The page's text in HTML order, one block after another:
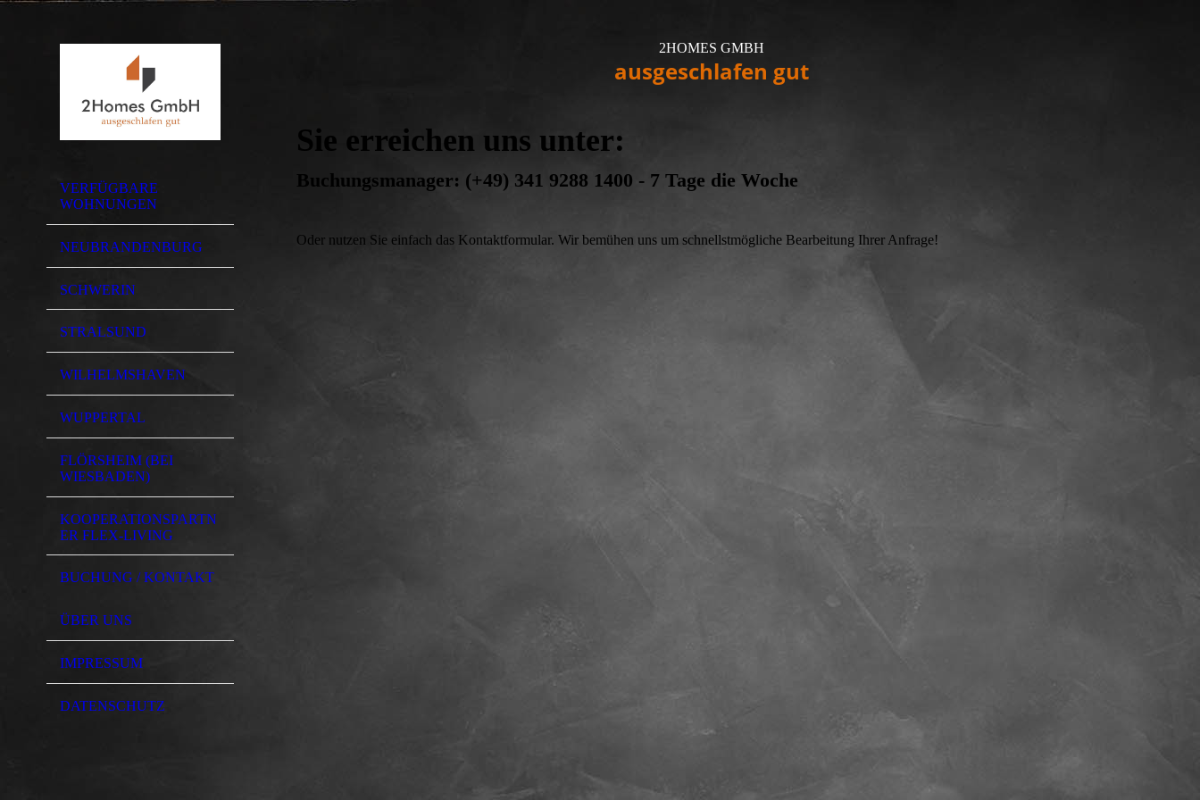
VERFÜGBARE
WOHNUNGEN
NEUBRANDENBURG
SCHWERIN
STRALSUND
WILHELMSHAVEN
WUPPERTAL
FLÖRSHEIM (BEI
WIESBADEN)
KOOPERATIONSPARTN
ER FLEX-LIVING
BUCHUNG / KONTAKT
ÜBER UNS
IMPRESSUM
DATENSCHUTZ
2HOMES GMBH
ausgeschlafen gut
Sie erreichen uns unter:
Buchungsmanager: (+49) 341 9288 1400 - 7 Tage die Woche
Oder nutzen Sie einfach das Kontaktformular. Wir bemühen uns um schnellstmögliche Bearbeitung Ihrer Anfrage!